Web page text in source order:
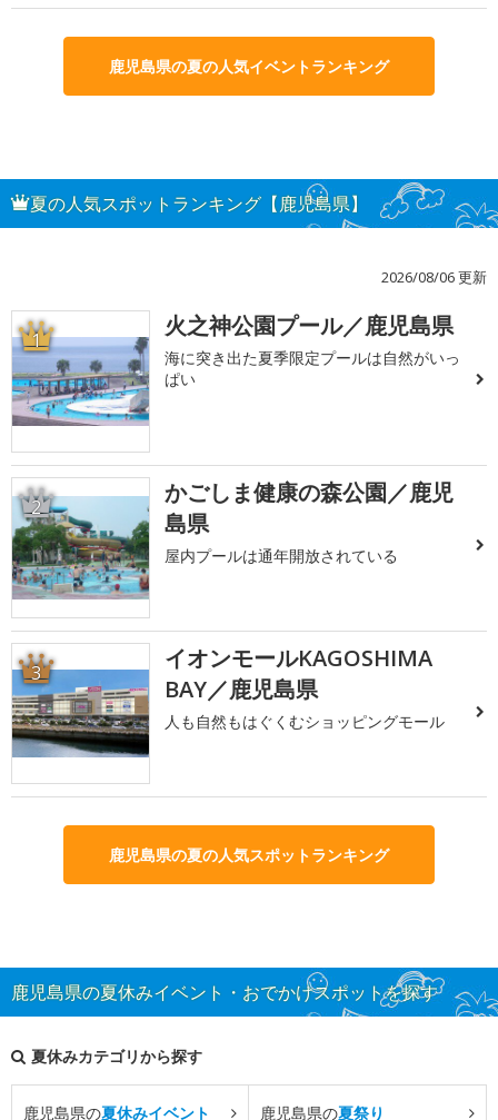
鹿児島県の夏の人気イベントランキング
夏の人気スポットランキング【鹿児島県】
2026/08/06 更新
1 火之神公園プール／鹿児島県
海に突き出た夏季限定プールは自然がいっ
ぱい
2
かごしま健康の森公園／鹿児
島県
屋内プールは通年開放されている
3
イオンモールKAGOSHIMA
BAY／鹿児島県
人も自然もはぐくむショッピングモール
鹿児島県の夏の人気スポットランキング
鹿児島県の夏休みイベント・おでかけスポットを探す
夏休みカテゴリから探す
鹿児島県の夏休みイベント 鹿児島県の夏祭り